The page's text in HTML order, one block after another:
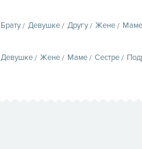
Брату Девушке Другу Жене Маме
Девушке Жене Маме Сестре